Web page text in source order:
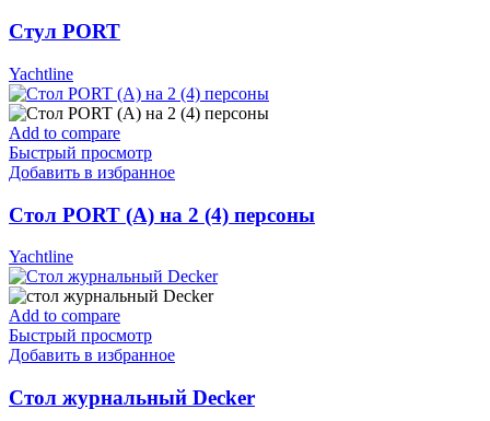
Стул PORT
Yachtline
Add to compare
Быстрый просмотр
Добавить в избранное
Стол PORT (А) на 2 (4) персоны
Yachtline
Add to compare
Быстрый просмотр
Добавить в избранное
Стол журнальный Decker